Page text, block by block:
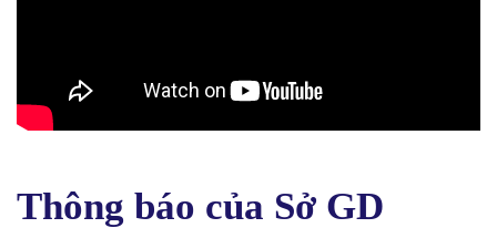
Thông báo của Sở GD